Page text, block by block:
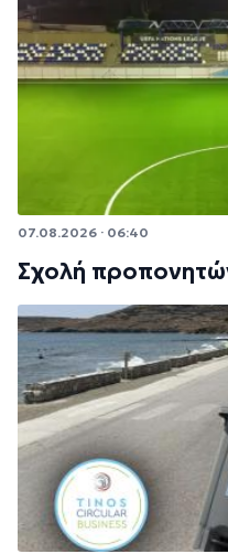
07.08.2026 · 06:40
Σχολή